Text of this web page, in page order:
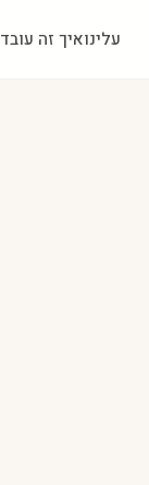
עלינואיך זה עובד